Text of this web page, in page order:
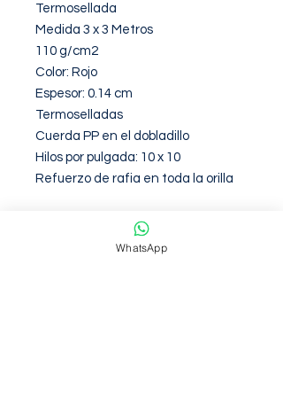
Termosellada
Medida 3 x 3 Metros
110 g/cm2
Color: Rojo
Espesor: 0.14 cm
Termoselladas
Cuerda PP en el dobladillo
Hilos por pulgada: 10 x 10
Refuerzo de rafia en toda la orilla
Garantia de 6 Meses contra
defectos de fabirca
WhatsApp